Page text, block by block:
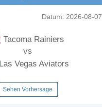
Datum: 2026-08-07
Tacoma Rainiers
vs
Las Vegas Aviators
Sehen Vorhersage